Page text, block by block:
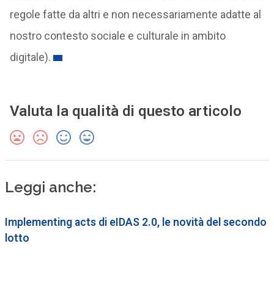
regole fatte da altri e non necessariamente adatte al
nostro contesto sociale e culturale in ambito
digitale).
Valuta la qualità di questo articolo
Leggi anche:
Implementing acts di eIDAS 2.0, le novità del secondo
lotto